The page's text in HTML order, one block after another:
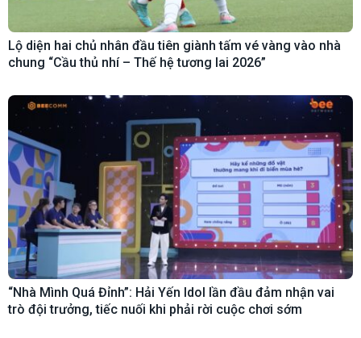
Lộ diện hai chủ nhân đầu tiên giành tấm vé vàng vào nhà
chung “Cầu thủ nhí – Thế hệ tương lai 2026”
“Nhà Mình Quá Đỉnh”: Hải Yến Idol lần đầu đảm nhận vai
trò đội trưởng, tiếc nuối khi phải rời cuộc chơi sớm